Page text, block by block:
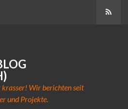
Wir berichten seit
und Projekte.